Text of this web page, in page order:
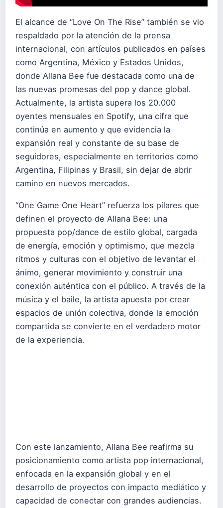
El alcance de “Love On The Rise” también se vio
respaldado por la atención de la prensa
internacional, con artículos publicados en países
como Argentina, México y Estados Unidos,
donde Allana Bee fue destacada como una de
las nuevas promesas del pop y dance global.
Actualmente, la artista supera los 20.000
oyentes mensuales en Spotify, una cifra que
continúa en aumento y que evidencia la
expansión real y constante de su base de
seguidores, especialmente en territorios como
Argentina, Filipinas y Brasil, sin dejar de abrir
camino en nuevos mercados.
“One Game One Heart” refuerza los pilares que
definen el proyecto de Allana Bee: una
propuesta pop/dance de estilo global, cargada
de energía, emoción y optimismo, que mezcla
ritmos y culturas con el objetivo de levantar el
ánimo, generar movimiento y construir una
conexión auténtica con el público. A través de la
música y el baile, la artista apuesta por crear
espacios de unión colectiva, donde la emoción
compartida se convierte en el verdadero motor
de la experiencia.
Con este lanzamiento, Allana Bee reafirma su
posicionamiento como artista pop internacional,
enfocada en la expansión global y en el
desarrollo de proyectos con impacto mediático y
capacidad de conectar con grandes audiencias.